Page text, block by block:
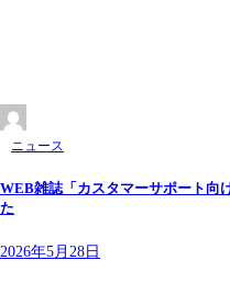
ニュース
WEB雑誌「カスタマーサポート向
た
2026年5月28日